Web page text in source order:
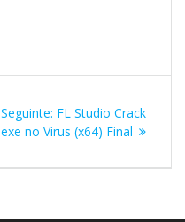
Seguinte: Post
seguinte:
FL Studio Crack
exe no Virus (x64) Final